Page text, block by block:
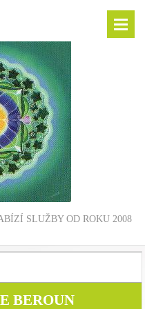
SLUŽBY OD ROKU 2008
BEROUN